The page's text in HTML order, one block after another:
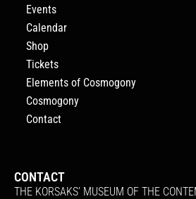
Events
Calendar
Shop
Tickets
Elements of Cosmogony
Cosmogony
Contact
CONTACT
THE KORSAKS’ MUSEUM OF THE